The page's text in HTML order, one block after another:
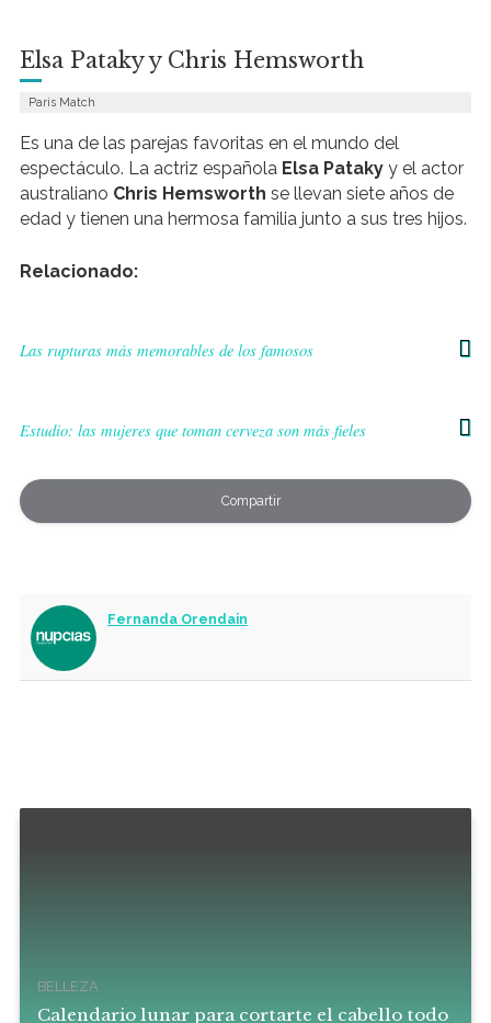
Elsa Pataky y Chris Hemsworth
Paris Match
Es una de las parejas favoritas en el mundo del
espectáculo. La actriz española Elsa Pataky y el actor
australiano Chris Hemsworth se llevan siete años de
edad y tienen una hermosa familia junto a sus tres hijos.
Relacionado:
Las rupturas más memorables de los famosos
Estudio: las mujeres que toman cerveza son más fieles
Compartir
Fernanda Orendain
BELLEZA
Calendario lunar para cortarte el cabello todo